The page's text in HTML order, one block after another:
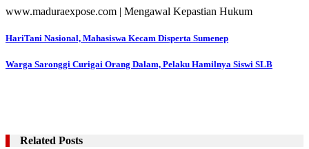
www.maduraexpose.com | Mengawal Kepastian Hukum
Navigasi
pos
HariTani Nasional, Mahasiswa Kecam Disperta Sumenep
Warga Saronggi Curigai Orang Dalam, Pelaku Hamilnya Siswi SLB
Related Posts